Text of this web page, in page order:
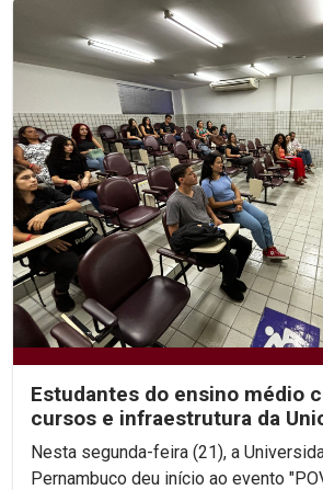
Estudantes do ensino médio
cursos e infraestrutura da
Nesta segunda-feira (21), a
Pernambuco deu início ao evento